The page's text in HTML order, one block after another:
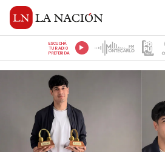
ESCUCHÁ
TU RADIO
PREFERIDA